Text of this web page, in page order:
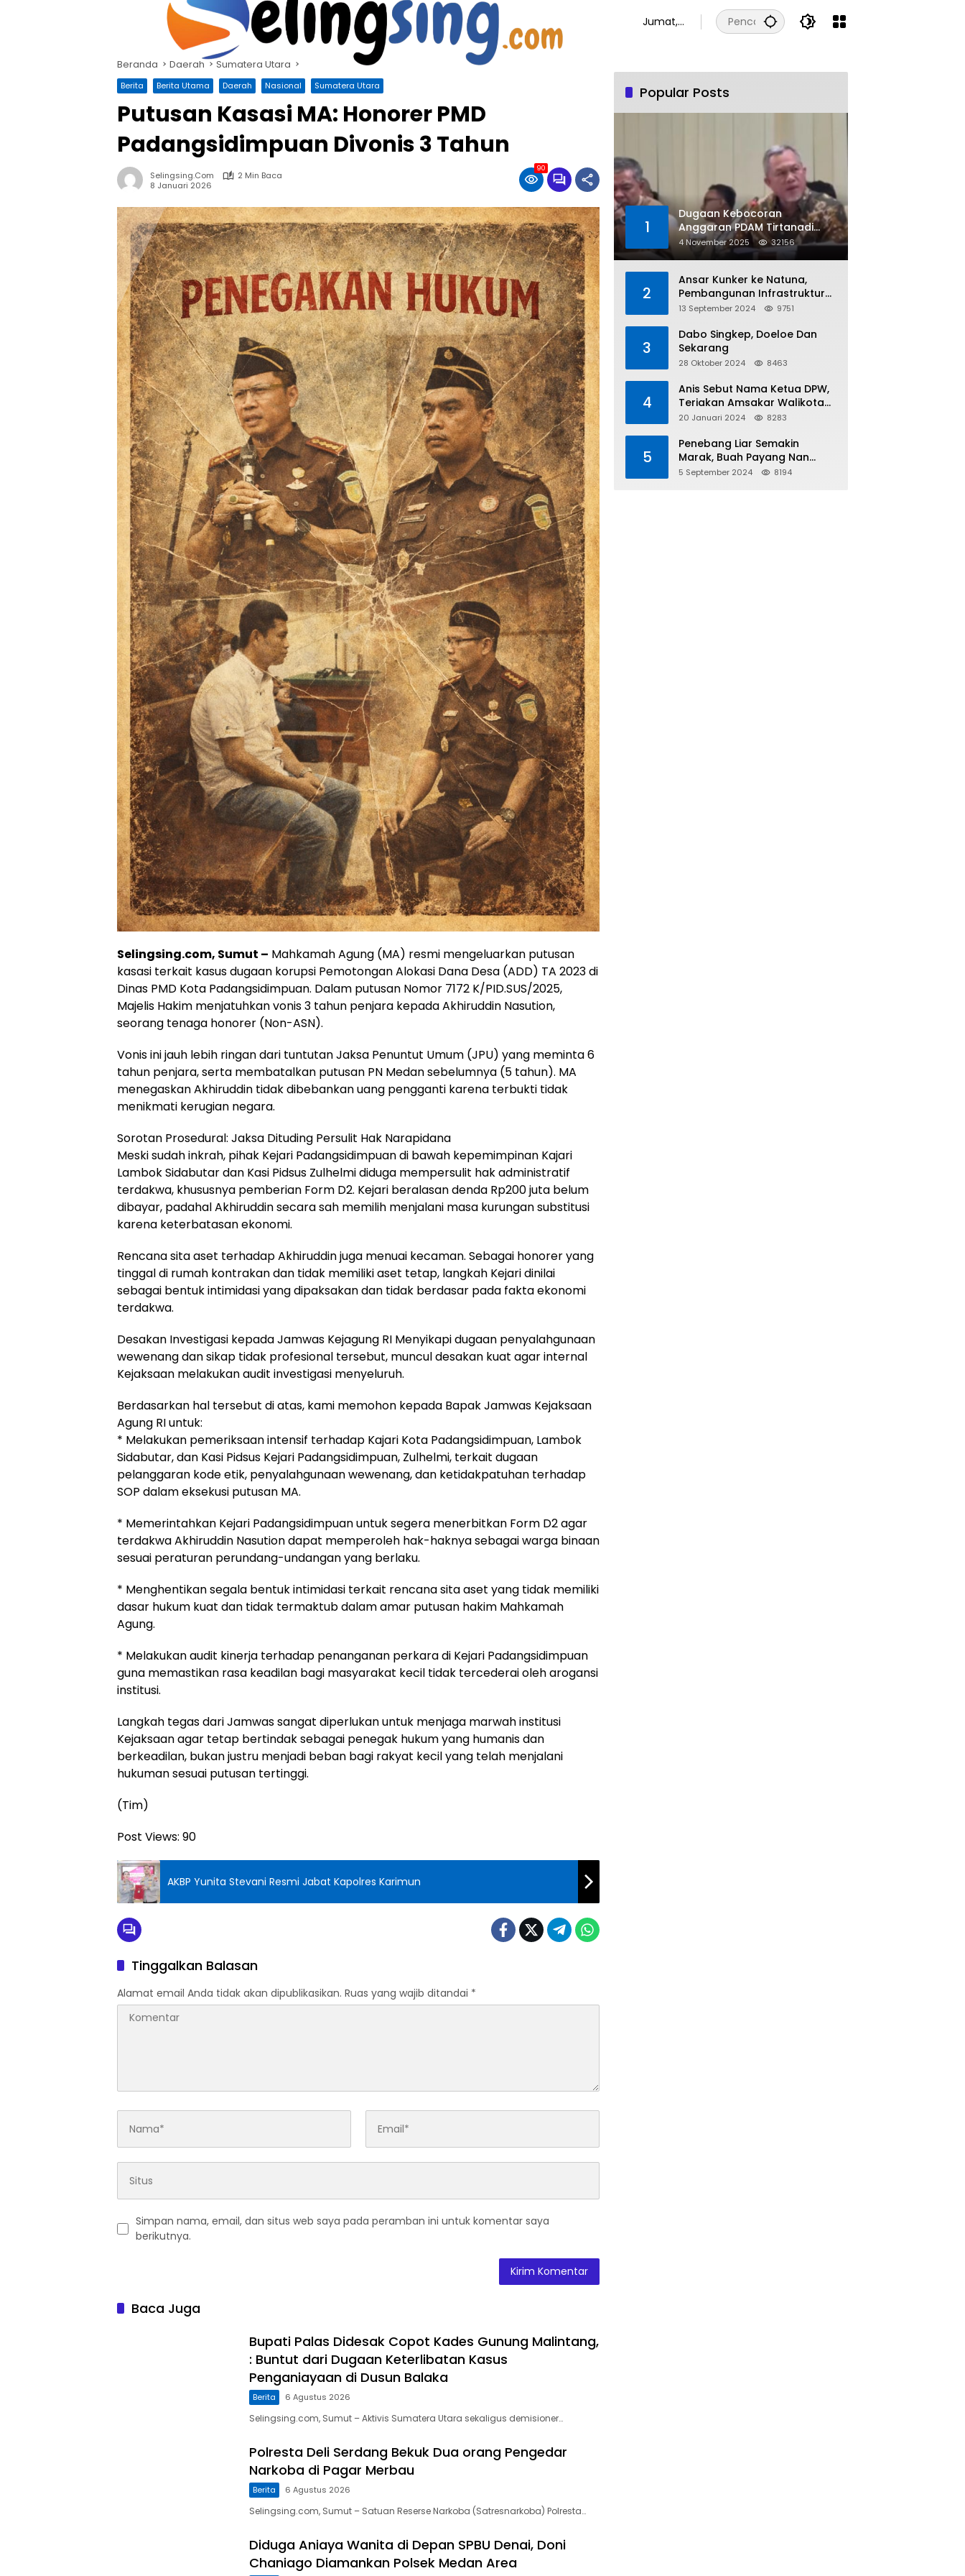
Jumat,
Beranda Daerah Sumatera Utara
Berita Berita Utama Daerah Nasional Sumatera Utara
Putusan Kasasi MA: Honorer PMD
Padangsidimpuan Divonis 3 Tahun
Selingsing.com
2 Min Baca
8 Januari 2026
90
Selingsing.com, Sumut – Mahkamah Agung (MA) resmi mengeluarkan putusan
kasasi terkait kasus dugaan korupsi Pemotongan Alokasi Dana Desa (ADD) TA 2023 di
Dinas PMD Kota Padangsidimpuan. Dalam putusan Nomor 7172 K/PID.SUS/2025,
Majelis Hakim menjatuhkan vonis 3 tahun penjara kepada Akhiruddin Nasution,
seorang tenaga honorer (Non-ASN).
Vonis ini jauh lebih ringan dari tuntutan Jaksa Penuntut Umum (JPU) yang meminta 6
tahun penjara, serta membatalkan putusan PN Medan sebelumnya (5 tahun). MA
menegaskan Akhiruddin tidak dibebankan uang pengganti karena terbukti tidak
menikmati kerugian negara.
Sorotan Prosedural: Jaksa Dituding Persulit Hak Narapidana
Meski sudah inkrah, pihak Kejari Padangsidimpuan di bawah kepemimpinan Kajari
Lambok Sidabutar dan Kasi Pidsus Zulhelmi diduga mempersulit hak administratif
terdakwa, khususnya pemberian Form D2. Kejari beralasan denda Rp200 juta belum
dibayar, padahal Akhiruddin secara sah memilih menjalani masa kurungan substitusi
karena keterbatasan ekonomi.
Rencana sita aset terhadap Akhiruddin juga menuai kecaman. Sebagai honorer yang
tinggal di rumah kontrakan dan tidak memiliki aset tetap, langkah Kejari dinilai
sebagai bentuk intimidasi yang dipaksakan dan tidak berdasar pada fakta ekonomi
terdakwa.
Desakan Investigasi kepada Jamwas Kejagung RI Menyikapi dugaan penyalahgunaan
wewenang dan sikap tidak profesional tersebut, muncul desakan kuat agar internal
Kejaksaan melakukan audit investigasi menyeluruh.
Berdasarkan hal tersebut di atas, kami memohon kepada Bapak Jamwas Kejaksaan
Agung RI untuk:
* Melakukan pemeriksaan intensif terhadap Kajari Kota Padangsidimpuan, Lambok
Sidabutar, dan Kasi Pidsus Kejari Padangsidimpuan, Zulhelmi, terkait dugaan
pelanggaran kode etik, penyalahgunaan wewenang, dan ketidakpatuhan terhadap
SOP dalam eksekusi putusan MA.
* Memerintahkan Kejari Padangsidimpuan untuk segera menerbitkan Form D2 agar
terdakwa Akhiruddin Nasution dapat memperoleh hak-haknya sebagai warga binaan
sesuai peraturan perundang-undangan yang berlaku.
* Menghentikan segala bentuk intimidasi terkait rencana sita aset yang tidak memiliki
dasar hukum kuat dan tidak termaktub dalam amar putusan hakim Mahkamah
Agung.
* Melakukan audit kinerja terhadap penanganan perkara di Kejari Padangsidimpuan
guna memastikan rasa keadilan bagi masyarakat kecil tidak tercederai oleh arogansi
institusi.
Langkah tegas dari Jamwas sangat diperlukan untuk menjaga marwah institusi
Kejaksaan agar tetap bertindak sebagai penegak hukum yang humanis dan
berkeadilan, bukan justru menjadi beban bagi rakyat kecil yang telah menjalani
hukuman sesuai putusan tertinggi.
(Tim)
Post Views: 90
AKBP Yunita Stevani Resmi Jabat Kapolres Karimun
Tinggalkan Balasan
Alamat email Anda tidak akan dipublikasikan. Ruas yang wajib ditandai *
Simpan nama, email, dan situs web saya pada peramban ini untuk komentar saya
berikutnya.
Baca Juga
Bupati Palas Didesak Copot Kades Gunung Malintang,
: Buntut dari Dugaan Keterlibatan Kasus
Penganiayaan di Dusun Balaka
Berita 6 Agustus 2026
Selingsing.com, Sumut – Aktivis Sumatera Utara sekaligus demisioner…
Polresta Deli Serdang Bekuk Dua orang Pengedar
Narkoba di Pagar Merbau
Berita 6 Agustus 2026
Selingsing.com, Sumut – Satuan Reserse Narkoba (Satresnarkoba) Polresta…
Diduga Aniaya Wanita di Depan SPBU Denai, Doni
Chaniago Diamankan Polsek Medan Area
Popular Posts
1
Dugaan Kebocoran
Anggaran PDAM Tirtanadi
Rp450 Miliar Per Tahun Tuai
Kritikan
4 November 2025 32156
2
Ansar Kunker ke Natuna,
Pembangunan Infrastruktur
dan Bantuan Sosial
Tiga
13 September 2024 9751
3
Dabo Singkep, Doeloe Dan
Sekarang
28 Oktober 2024 8463
4
Anis Sebut Nama Ketua DPW,
Teriakan Amsakar Walikota
Batam Menggema
20 Januari 2024 8283
5
Penebang Liar Semakin
Marak, Buah Payang Nan
Langka Pun Jadi Targetnya
5 September 2024 8194